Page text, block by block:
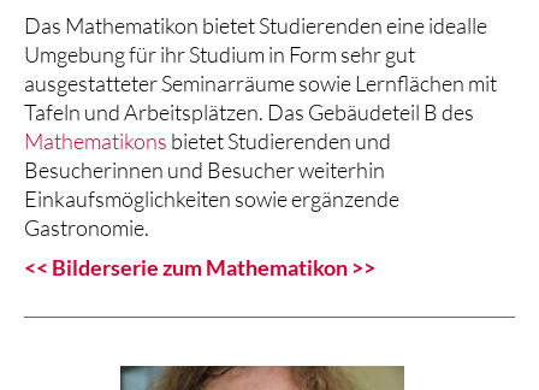
Das Mathematikon bietet Studierenden eine idealle
Umgebung für ihr Studium in Form sehr gut
ausgestatteter Seminarräume sowie Lernflächen mit
Tafeln und Arbeitsplätzen. Das Gebäudeteil B des
Mathematikons bietet Studierenden und
Besucherinnen und Besucher weiterhin
Einkaufsmöglichkeiten sowie ergänzende
Gastronomie.
<< Bilderserie zum Mathematikon >>